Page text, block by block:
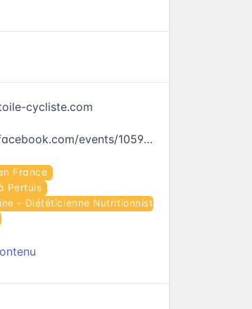
cycliste.com
https://www.facebook.com/events/1059068360875350
France
Pertuis
- Diététicienne Nutritionniste - Aix / Pertuis